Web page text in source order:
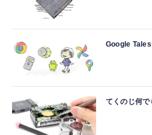
Google Tales
てくのじ何で